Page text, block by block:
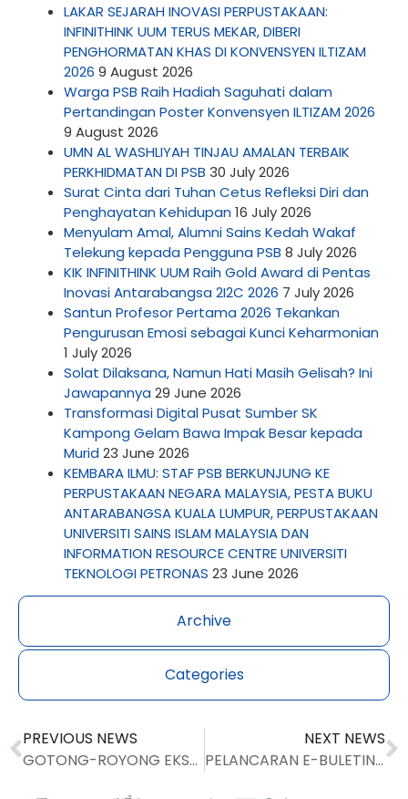
Archive
Categories
LAKAR SEJARAH INOVASI PERPUSTAKAAN:
INFINITHINK UUM TERUS MEKAR, DIBERI
PENGHORMATAN KHAS DI KONVENSYEN ILTIZAM
2026 9 August 2026
Warga PSB Raih Hadiah Saguhati dalam
Pertandingan Poster Konvensyen ILTIZAM 2026
9 August 2026
UMN AL WASHLIYAH TINJAU AMALAN TERBAIK
PERKHIDMATAN DI PSB 30 July 2026
Surat Cinta dari Tuhan Cetus Refleksi Diri dan
Penghayatan Kehidupan 16 July 2026
Menyulam Amal, Alumni Sains Kedah Wakaf
Telekung kepada Pengguna PSB 8 July 2026
KIK INFINITHINK UUM Raih Gold Award di Pentas
Inovasi Antarabangsa 2I2C 2026 7 July 2026
Santun Profesor Pertama 2026 Tekankan
Pengurusan Emosi sebagai Kunci Keharmonian
1 July 2026
Solat Dilaksana, Namun Hati Masih Gelisah? Ini
Jawapannya 29 June 2026
Transformasi Digital Pusat Sumber SK
Kampong Gelam Bawa Impak Besar kepada
Murid 23 June 2026
KEMBARA ILMU: STAF PSB BERKUNJUNG KE
PERPUSTAKAAN NEGARA MALAYSIA, PESTA BUKU
ANTARABANGSA KUALA LUMPUR, PERPUSTAKAAN
UNIVERSITI SAINS ISLAM MALAYSIA DAN
INFORMATION RESOURCE CENTRE UNIVERSITI
TEKNOLOGI PETRONAS 23 June 2026
PREVIOUS NEWS
GOTONG-ROYONG EKSA PERPUSTAKAAN SULTANAH BAHIYAH
NEXT NEWS
PELANCARAN E-BULETIN PERPUSTAKAAN SULTANAH BAHIYAH 2024